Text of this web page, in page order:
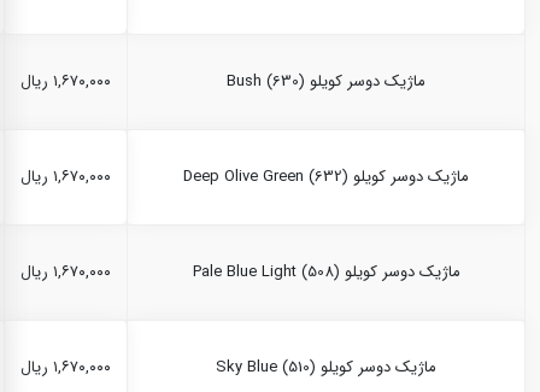
ماژیک دوسر کویلو Bush (630) ۱,۶۷۰,۰۰۰ ریال
ماژیک دوسر کویلو Deep Olive Green (632) ۱,۶۷۰,۰۰۰ ریال
ماژیک دوسر کویلو Pale Blue Light (508) ۱,۶۷۰,۰۰۰ ریال
ماژیک دوسر کویلو Sky Blue (510) ۱,۶۷۰,۰۰۰ ریال